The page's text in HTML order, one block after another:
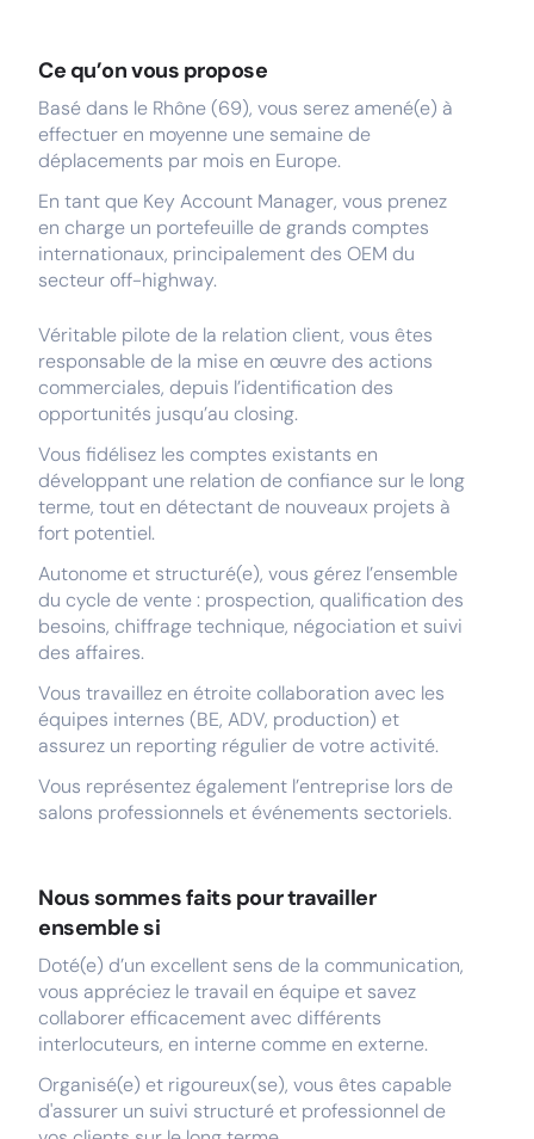
Ce qu’on vous propose
Basé dans le Rhône (69), vous serez amené(e) à
effectuer en moyenne une semaine de
déplacements par mois en Europe.
En tant que Key Account Manager, vous prenez
en charge un portefeuille de grands comptes
internationaux, principalement des OEM du
secteur off-highway.
Véritable pilote de la relation client, vous êtes
responsable de la mise en œuvre des actions
commerciales, depuis l’identification des
opportunités jusqu’au closing.
Vous fidélisez les comptes existants en
développant une relation de confiance sur le long
terme, tout en détectant de nouveaux projets à
fort potentiel.
Autonome et structuré(e), vous gérez l’ensemble
du cycle de vente : prospection, qualification des
besoins, chiffrage technique, négociation et suivi
des affaires.
Vous travaillez en étroite collaboration avec les
équipes internes (BE, ADV, production) et
assurez un reporting régulier de votre activité.
Vous représentez également l’entreprise lors de
salons professionnels et événements sectoriels.
Nous sommes faits pour travailler
ensemble si
Doté(e) d’un excellent sens de la communication,
vous appréciez le travail en équipe et savez
collaborer efficacement avec différents
interlocuteurs, en interne comme en externe.
Organisé(e) et rigoureux(se), vous êtes capable
d'assurer un suivi structuré et professionnel de